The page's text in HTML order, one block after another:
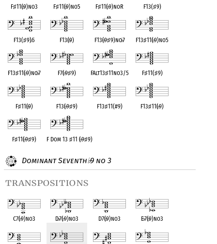
F♯11(♭9)no3 F♯11(♭9)no5 F♯11(♭9)noR F13(♯9)
F13(♯9)♭5 F13(♭9) F13(♭9♯9)no♭7 F13♯11(♭9)no5
F13♯11(♭9)no♭7 F7(♭9♯9) FAlt13♯11no3/5 F♯11(♯9)
F♯11(♭9) F13(♭9♯9) F13♯11(#9) F13♯11(♭9)
F♯11(♭9♯9) F Dom 13♯11 (♭9♯9)
Dominant Seventh♭9 no 3
transpositions
C7(♭9)no3 D♭7(♭9)no3 D7(♭9)no3 E♭7(♭9)no3